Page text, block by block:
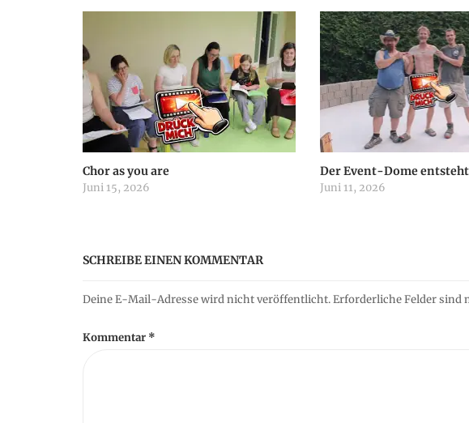
n
a
v
i
t
i
Chor as you are
Juni 15, 2026
Der Event-Dome entsteht
Juni 11, 2026
SCHREIBE EINEN KOMMENTAR
Deine E-Mail-Adresse wird nicht veröffentlicht.Erforderliche Felder sind
Kommentar *